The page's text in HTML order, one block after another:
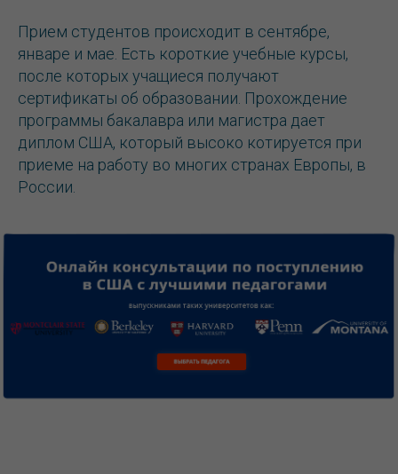
Прием студентов происходит в сентябре,
январе и мае. Есть короткие учебные курсы,
после которых учащиеся получают
сертификаты об образовании. Прохождение
программы бакалавра или магистра дает
диплом США, который высоко котируется при
приеме на работу во многих странах Европы, в
России.